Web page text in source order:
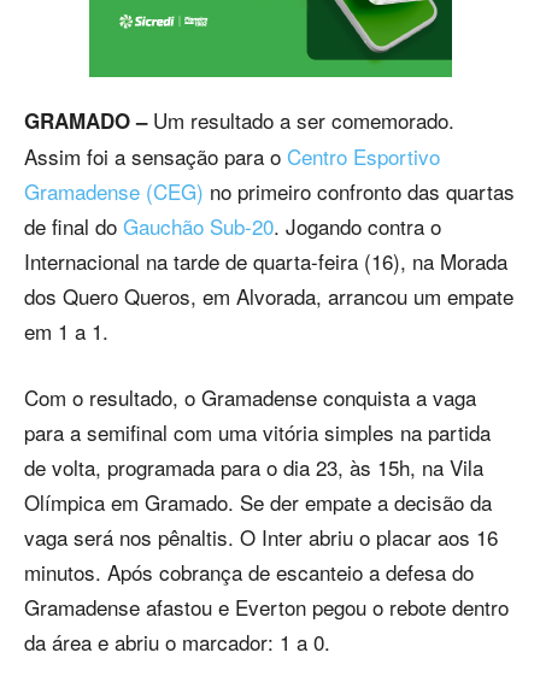
GRAMADO –Um resultado a ser comemorado.
Assim foi a sensação para o Centro Esportivo
Gramadense (CEG) no primeiro confronto das quartas
de final do Gauchão Sub-20. Jogando contra o
Internacional na tarde de quarta-feira (16), na Morada
dos Quero Queros, em Alvorada, arrancou um empate
em 1 a 1.
Com o resultado, o Gramadense conquista a vaga
para a semifinal com uma vitória simples na partida
de volta, programada para o dia 23, às 15h, na Vila
Olímpica em Gramado. Se der empate a decisão da
vaga será nos pênaltis. O Inter abriu o placar aos 16
minutos. Após cobrança de escanteio a defesa do
Gramadense afastou e Everton pegou o rebote dentro
da área e abriu o marcador: 1 a 0.